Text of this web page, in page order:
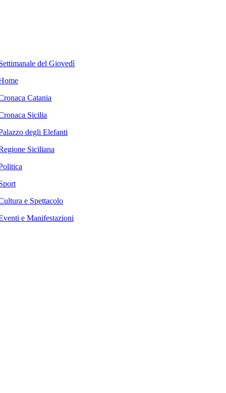
del Giovedì
Catania
Sicilia
degli Elefanti
Siciliana
e Spettacolo
e Manifestazioni